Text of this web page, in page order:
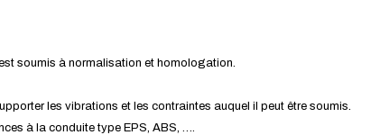
soumis à normalisation et homologation.
les vibrations et les contraintes auquel il peut être soumis.
à la conduite type EPS, ABS, ….